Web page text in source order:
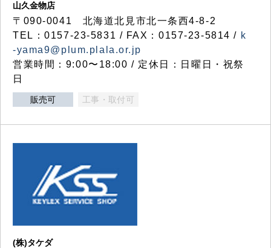
山久金物店
〒090-0041 北海道北見市北一条西4-8-2
TEL：0157-23-5831 / FAX：0157-23-5814 / k
-yama9@plum.plala.or.jp
営業時間：9:00〜18:00 / 定休日：日曜日・祝祭
日
販売可 工事・取付可
(株)タケダ